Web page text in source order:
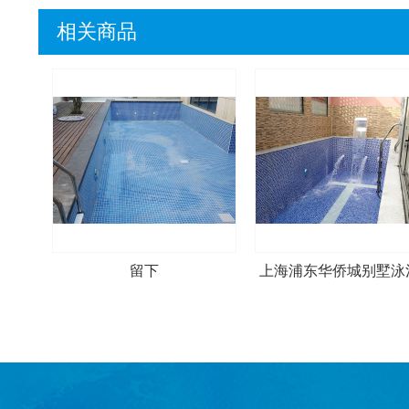
相关商品
留下
上海浦东华侨城别墅